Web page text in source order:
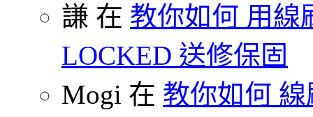
謙 在 教你如何 用線
LOCKED 送修保固
Mogi 在 教你如何 線